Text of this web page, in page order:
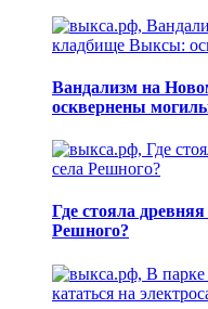
Вандализм на
осквернены
Где стояла
Решного?